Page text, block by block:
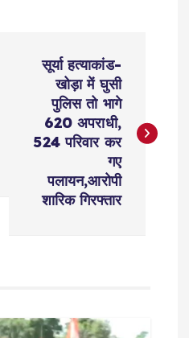
सूर्या हत्याकांड-
खोड़ा में घुसी
पुलिस तो भागे
620 अपराधी,
524 परिवार कर
गए
पलायन,आरोपी
शारिक गिरफ्तार